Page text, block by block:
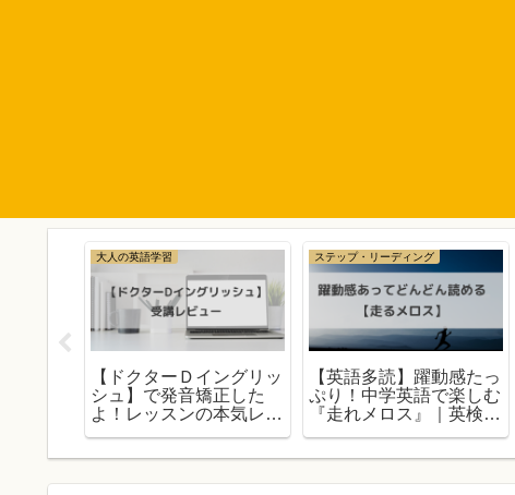
大人の英語学習
【ドクターＤイングリッ
シュ】で発音矯正した
よ！レッスンの本気レビ
ステップ・リーディング
【英語多読】躍動感たっ
ぷり！中学英語で楽しむ
『走れメロス』｜英検3